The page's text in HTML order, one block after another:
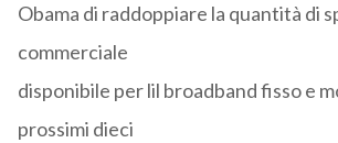
Obama di raddoppiare la quantità di
commerciale
disponibile per lil broadband fisso e
prossimi dieci